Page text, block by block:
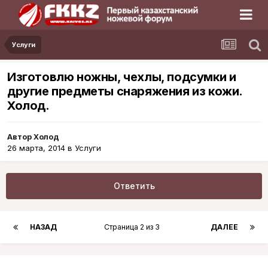
Услуги
Изготовлю ножны, чехлы, подсумки и
другие предметы снаряжения из кожи.
Холод.
АвторХолод
26 марта, 2014 в Услуги
Ответить
НАЗАД ДАЛЕЕ
Страница 2 из 3